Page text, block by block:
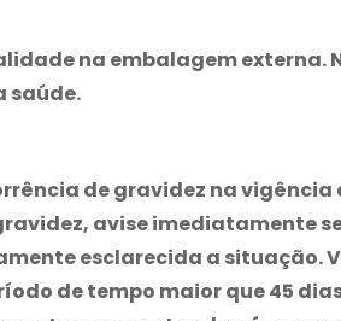
na embalagem externa.
saúde.
de gravidez na
avise imediatamente
esclarecida a situação.
de tempo maior que 45